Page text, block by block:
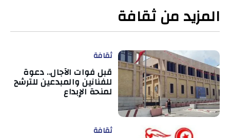
المزيد من ثقافة
ثقافة
قبل فوات الآجال.. دعوة
للفنانين والمبدعين للترشح
لمنحة الإبداع
ثقافة